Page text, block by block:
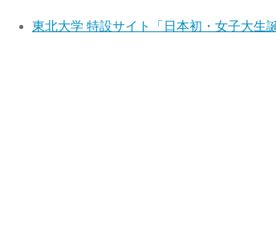
東北大学 特設サイト「日本初・女子大生